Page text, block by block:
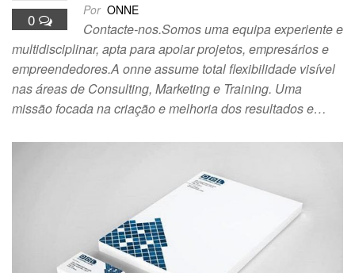
0 Por ONNE
Contacte-nos.Somos uma equipa experiente e
multidisciplinar, apta para apoiar projetos, empresários e
empreendedores.A onne assume total flexibilidade visível
nas áreas de Consulting, Marketing e Training. Uma
missão focada na criação e melhoria dos resultados e…